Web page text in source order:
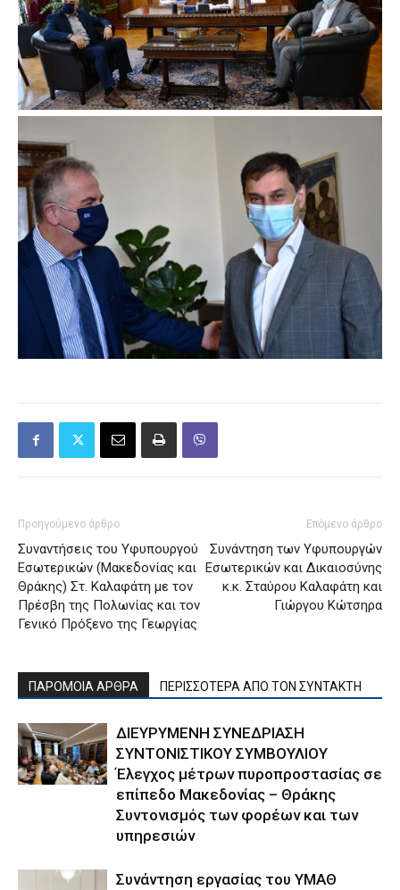
Προηγούμενο άρθρο
Συναντήσεις του Υφυπουργού
Εσωτερικών (Μακεδονίας και
Θράκης) Στ. Καλαφάτη με τον
Πρέσβη της Πολωνίας και τον
Γενικό Πρόξενο της Γεωργίας
Επόμενο άρθρο
Συνάντηση των Υφυπουργών
Εσωτερικών και Δικαιοσύνης
κ.κ. Σταύρου Καλαφάτη και
Γιώργου Κώτσηρα
ΠΑΡΟΜΟΙΑ ΑΡΘΡΑ ΠΕΡΙΣΣΟΤΕΡΑ ΑΠΟ ΤΟΝ ΣΥΝΤΑΚΤΗ
ΔΙΕΥΡΥΜΕΝΗ ΣΥΝΕΔΡΙΑΣΗ
ΣΥΝΤΟΝΙΣΤΙΚΟΥ ΣΥΜΒΟΥΛΙΟΥ
Έλεγχος μέτρων πυροπροστασίας σε
επίπεδο Μακεδονίας – Θράκης
Συντονισμός των φορέων και των
υπηρεσιών
Συνάντηση εργασίας του ΥΜΑΘ